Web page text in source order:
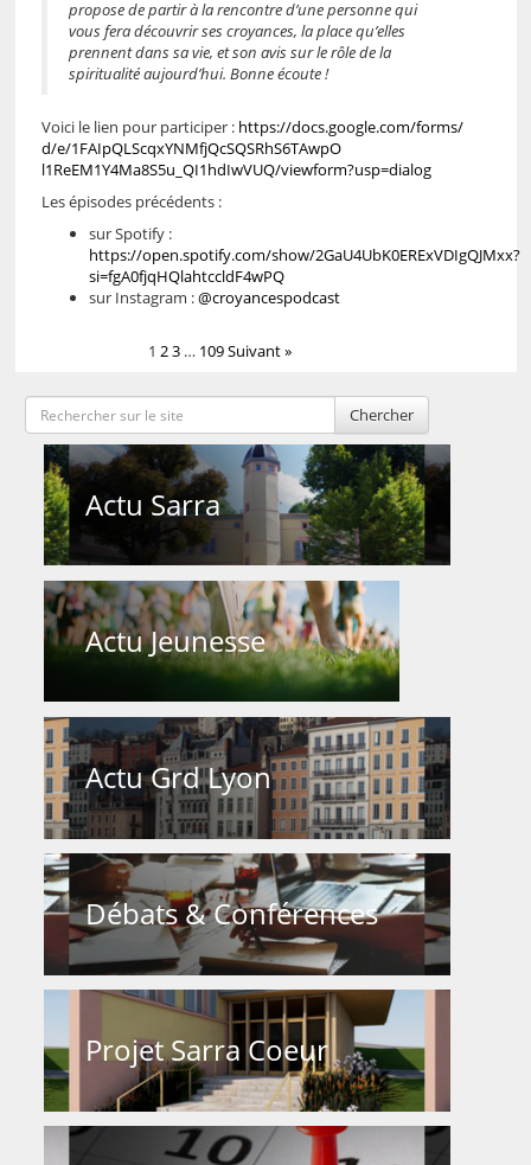
propose de partir à la rencontre d’une personne qui
vous fera découvrir ses croyances, la place qu’elles
prennent dans sa vie, et son avis sur le rôle de la
spiritualité aujourd’hui. Bonne écoute !
Voici le lien pour participer : https://docs.google.com/forms/
d/e/1FAIpQLScqxYNMfjQcSQSRhS6TAwpO
l1ReEM1Y4Ma8S5u_QI1hdIwVUQ/viewform?usp=dialog
Les épisodes précédents :
sur Spotify :
https://open.spotify.com/show/2GaU4UbK0ERExVDIgQJMxx?
si=fgA0fjqHQlahtccldF4wPQ
sur Instagram :@croyancespodcast
1 23 … 109Suivant »
Chercher
Actu Sarra
Actu Jeunesse
Actu Grd Lyon
Débats & Conférences
Projet Sarra Coeur